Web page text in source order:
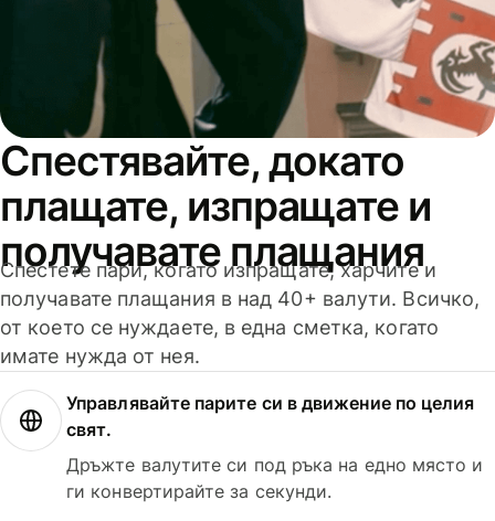
Спестявайте, докато
плащате, изпращате и
получавате плащания
Спестете пари, когато изпращате, харчите и
получавате плащания в над 40+ валути. Всичко,
от което се нуждаете, в една сметка, когато
имате нужда от нея.
Управлявайте парите си в движение по целия
свят.
Дръжте валутите си под ръка на едно място и
ги конвертирайте за секунди.